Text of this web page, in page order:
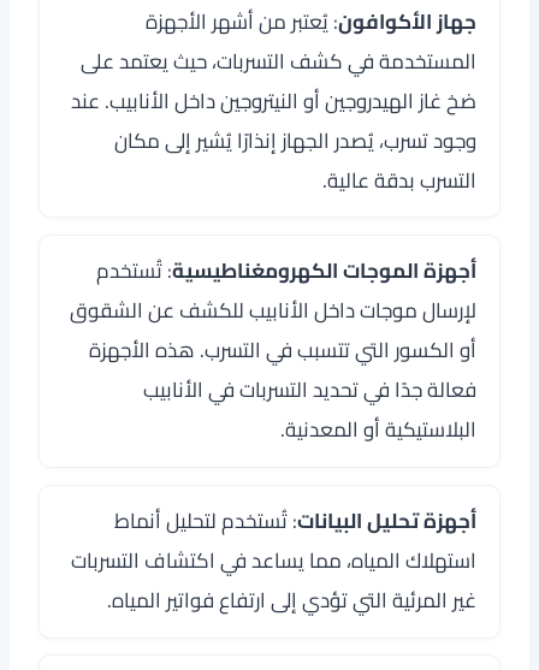
جهاز الأكوافون: يُعتبر من أشهر الأجهزة
المستخدمة في كشف التسربات، حيث يعتمد على
ضخ غاز الهيدروجين أو النيتروجين داخل الأنابيب. عند
وجود تسرب، يُصدر الجهاز إنذارًا يُشير إلى مكان
التسرب بدقة عالية.
أجهزة الموجات الكهرومغناطيسية: تُستخدم
لإرسال موجات داخل الأنابيب للكشف عن الشقوق
أو الكسور التي تتسبب في التسرب. هذه الأجهزة
فعالة جدًا في تحديد التسربات في الأنابيب
البلاستيكية أو المعدنية.
أجهزة تحليل البيانات: تُستخدم لتحليل أنماط
استهلاك المياه، مما يساعد في اكتشاف التسربات
غير المرئية التي تؤدي إلى ارتفاع فواتير المياه.